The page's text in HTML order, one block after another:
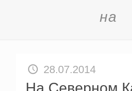
на
28.07.2014